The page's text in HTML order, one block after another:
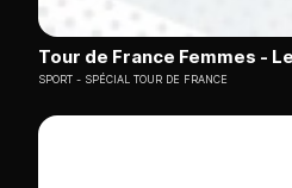
Tour de France Femmes -
SPORT SPÉCIAL TOUR DE FRANCE